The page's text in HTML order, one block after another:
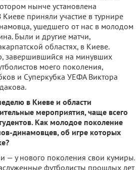
нынче установлена
приняли участие в турнире
ушедшего от нас в молодом
Были и другие матчи,
областях, в Киеве.
завершившийся на минувших
моего поколения,
и Суперкубка УЕФА Виктора
в Киеве и области
мероприятия, чаще всего
Как молодое поколение
динамовцев, об игре которых
— у нового поколения свои кумиры.
футболисты прошлых лет